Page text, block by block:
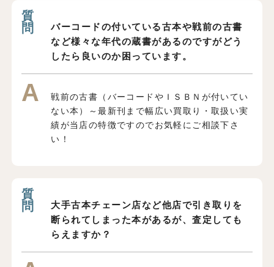
バーコードの付いている古本や戦前の古書
など様々な年代の蔵書があるのですがどう
したら良いのか困っています。
戦前の古書（バーコードやＩＳＢＮが付いてい
ない本）～最新刊まで幅広い買取り・取扱い実
績が当店の特徴ですのでお気軽にご相談下さ
い！
大手古本チェーン店など他店で引き取りを
断られてしまった本があるが、査定しても
らえますか？